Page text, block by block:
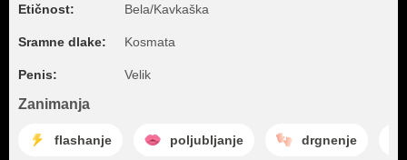
Etičnost: Bela/Kavkaška
Sramne dlake: Kosmata
Penis: Velik
Zanimanja
flashanje poljubljanje drgnenje